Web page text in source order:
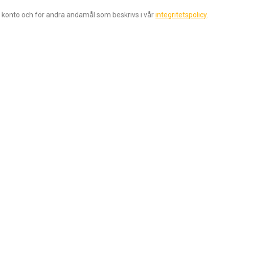
och för andra ändamål som beskrivs i vårintegritetspolicy.